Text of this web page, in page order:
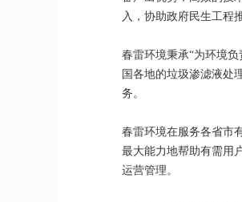
入，协助政府民生工程
春雷环境秉承“为环境
国各地的垃圾渗滤液处
务。
春雷环境在服务各省市
最大能力地帮助有需用
运营管理。